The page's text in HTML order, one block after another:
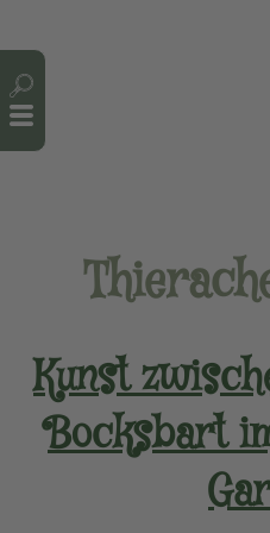
Kunst
Bocksbart